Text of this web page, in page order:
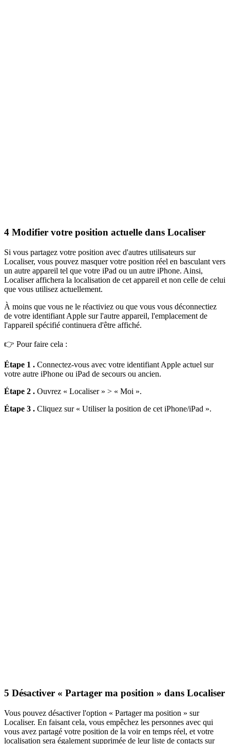
4 Modifier votre position actuelle dans Localiser
Si vous partagez votre position avec d'autres utilisateurs sur
Localiser, vous pouvez masquer votre position réel en basculant vers
un autre appareil tel que votre iPad ou un autre iPhone. Ainsi,
Localiser affichera la localisation de cet appareil et non celle de celui
que vous utilisez actuellement.
À moins que vous ne le réactiviez ou que vous vous déconnectiez
de votre identifiant Apple sur l'autre appareil, l'emplacement de
l'appareil spécifié continuera d'être affiché.
👉 Pour faire cela :
Étape 1 . Connectez-vous avec votre identifiant Apple actuel sur
votre autre iPhone ou iPad de secours ou ancien.
Étape 2 . Ouvrez « Localiser » > « Moi ».
Étape 3 . Cliquez sur « Utiliser la position de cet iPhone/iPad ».
5 Désactiver « Partager ma position » dans Localiser
Vous pouvez désactiver l'option « Partager ma position » sur
Localiser. En faisant cela, vous empêchez les personnes avec qui
vous avez partagé votre position de la voir en temps réel, et votre
localisation sera également supprimée de leur liste de contacts sur